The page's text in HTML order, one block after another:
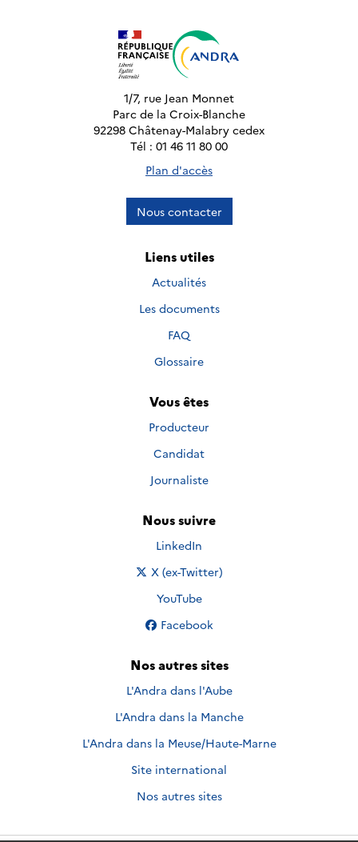
1/7, rue Jean Monnet
Parc de la Croix-Blanche
92298 Châtenay-Malabry cedex
Tél : 01 46 11 80 00
Plan d'accès
Nous contacter
Liens utiles
Actualités
Les documents
FAQ
Glossaire
Vous êtes
Producteur
Candidat
Journaliste
Nous suivre
Nous suivre sur
LinkedIn
Nous suivre sur
X (ex-Twitter)
Nous suivre sur
YouTube
Nous suivre sur
Facebook
Nos autres sites
L'Andra dans l'Aube
L'Andra dans la Manche
L'Andra dans la Meuse/Haute-Marne
Site international
Nos autres sites